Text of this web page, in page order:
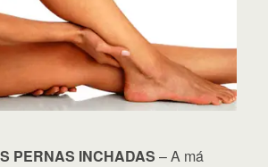
PERNAS INCHADAS – A má